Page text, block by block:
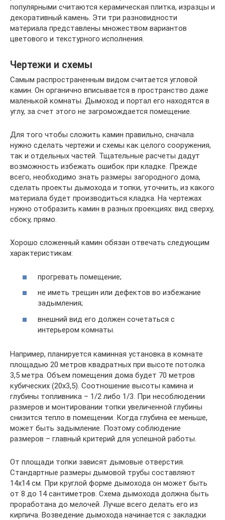
популярными считаются керамическая плитка, изразцы и
декоративный камень. Эти три разновидности
материала представлены множеством вариантов
цветового и текстурного исполнения.
Чертежи и схемы
Самым распространенным видом считается угловой
камин. Он органично вписывается в пространство даже
маленькой комнаты. Дымоход и портал его находятся в
углу, за счет этого не загромождается помещение.
Для того чтобы сложить камин правильно, сначала
нужно сделать чертежи и схемы как целого сооружения,
так и отдельных частей. Тщательные расчеты дадут
возможность избежать ошибок при кладке. Прежде
всего, необходимо знать размеры загородного дома,
сделать проекты дымохода и топки, уточнить, из какого
материала будет производиться кладка. На чертежах
нужно отобразить камин в разных проекциях: вид сверху,
сбоку, прямо.
Хорошо сложенный камин обязан отвечать следующим
характеристикам:
прогревать помещение;
не иметь трещин или дефектов во избежание
задымления;
внешний вид его должен сочетаться с
интерьером комнаты.
Например, планируется каминная установка в комнате
площадью 20 метров квадратных при высоте потолка
3,5 метра. Объем помещения дома будет 70 метров
кубических (20х3,5). Соотношение высоты камина и
глубины топливника – 1/2 либо 1/3. При несоблюдении
размеров и монтировании топки увеличенной глубины
снизится тепло в помещении. Когда глубина ее меньше,
может быть задымление. Поэтому соблюдение
размеров – главный критерий для успешной работы.
От площади топки зависят дымовые отверстия.
Стандартные размеры дымовой трубы составляют
14х14 см. При круглой форме дымохода он может быть
от 8 до 14 сантиметров. Схема дымохода должна быть
проработана до мелочей. Лучше всего делать его из
кирпича. Возведение дымохода начинается с закладки